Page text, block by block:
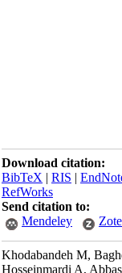
Download citation:
BibTeX|RIS|
RefWorks
Send citation to:
Mendeley
Khodabandeh M,
Hosseinmardi A,